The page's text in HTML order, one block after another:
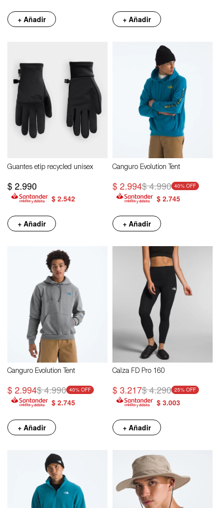
+ Añadir + Añadir
Guantes etip recycled unisex
$2.990
$ 2.542
+ Añadir
Canguro Evolution Tent
$2.994$4.990 40
$ 2.745
+ Añadir
Canguro Evolution Tent
$2.994$4.990 40
$ 2.745
+ Añadir
Calza FD Pro 160
$3.217$4.290 25
$ 3.003
+ Añadir